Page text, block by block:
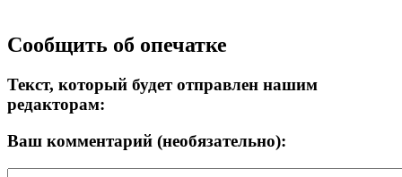
Сообщить об опечатке
Текст, который будет отправлен нашим
редакторам:
Ваш комментарий (необязательно):